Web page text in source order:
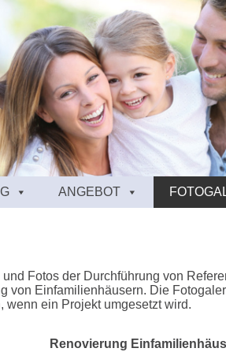
ANGEBOT
Fotos der Durchführung von
von Einfamilienhäusern. Die
wenn ein Projekt umgesetzt wird.
Renovierung